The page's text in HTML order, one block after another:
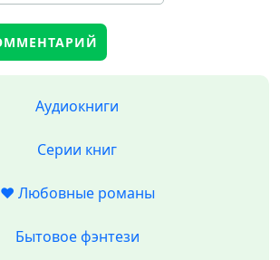
Аудиокниги
Серии книг
❤️ Любовные романы
Бытовое фэнтези